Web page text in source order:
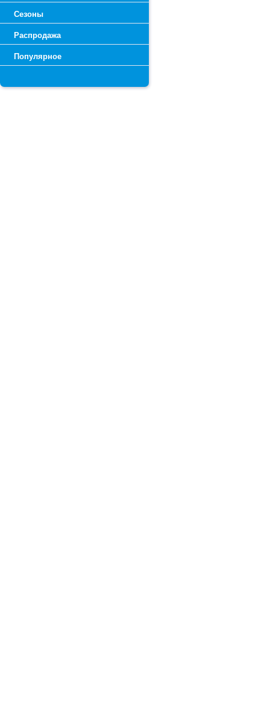
Сезоны
Распродажа
Популярное